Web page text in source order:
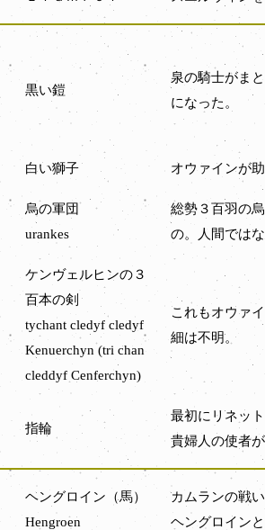
黒い鎧
泉の騎士がま
になった。
白い獅子 オウァインが
烏の軍団
urankes
総勢３百羽の
の。人間では
ケンヴェルヒンの３
百本の剣
tychant cledyf cledyf
Kenuerchyn (tri chan
cleddyf Cenferchyn)
これもオウァ
細は不明。
指輪
最初にリネッ
貴婦人の使者
ヘングロイン（馬）
Hengroen
カムランの戦
ヘングロイン